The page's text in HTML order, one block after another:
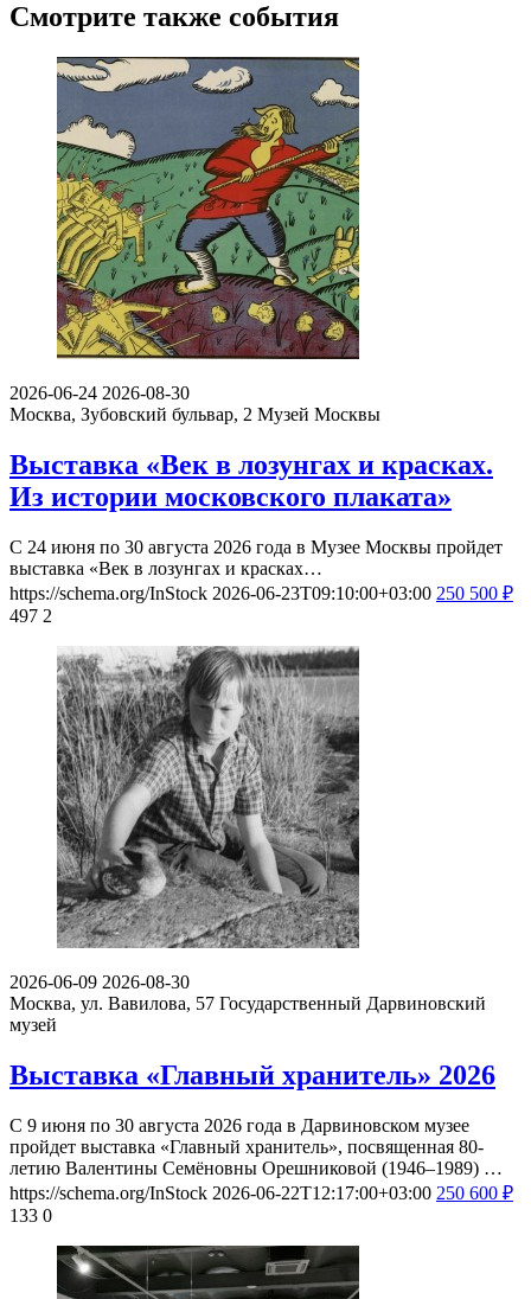
Смотрите также события
2026-06-24 2026-08-30
Москва, Зубовский бульвар, 2 Музей Москвы
Выставка «Век в лозунгах и красках.
Из истории московского плаката»
С 24 июня по 30 августа 2026 года в Музее Москвы пройдет
выставка «Век в лозунгах и красках…
https://schema.org/InStock 2026-06-23T09:10:00+03:00 250 500 ₽
497 2
2026-06-09 2026-08-30
Москва, ул. Вавилова, 57 Государственный Дарвиновский
музей
Выставка «Главный хранитель» 2026
С 9 июня по 30 августа 2026 года в Дарвиновском музее
пройдет выставка «Главный хранитель», посвященная 80-
летию Валентины Семёновны Орешниковой (1946–1989) …
https://schema.org/InStock 2026-06-22T12:17:00+03:00 250 600 ₽
133 0